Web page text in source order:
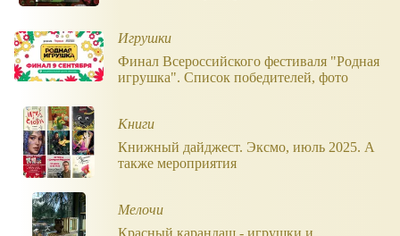
Игрушки
Финал Всероссийского фестиваля "Родная
игрушка". Список победителей, фото
Книги
Книжный дайджест. Эксмо, июль 2025. А
также мероприятия
Мелочи
Красный карандаш - игрушки и